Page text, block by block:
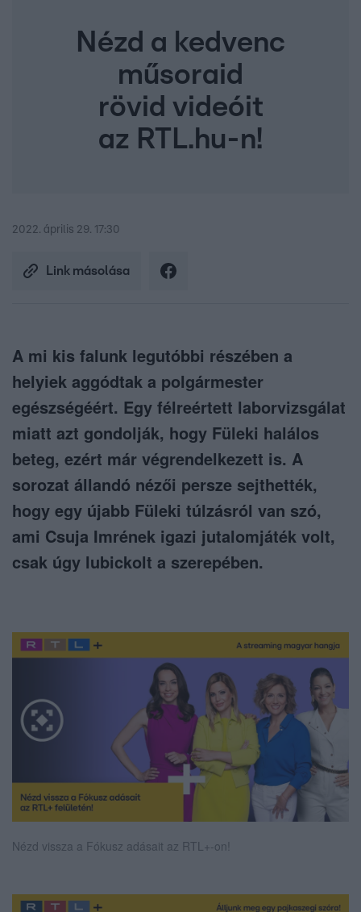
Nézd a kedvenc
műsoraid
rövid videóit
az RTL.hu-n!
2022. április 29. 17:30
Link másolása
A mi kis falunk legutóbbi részében a
helyiek aggódtak a polgármester
egészségéért. Egy félreértett laborvizsgálat
miatt azt gondolják, hogy Füleki halálos
beteg, ezért már végrendelkezett is. A
sorozat állandó nézői persze sejthették,
hogy egy újabb Füleki túlzásról van szó,
ami Csuja Imrének igazi jutalomjáték volt,
csak úgy lubickolt a szerepében.
Nézd vissza a Fókusz adásait az RTL+-on!